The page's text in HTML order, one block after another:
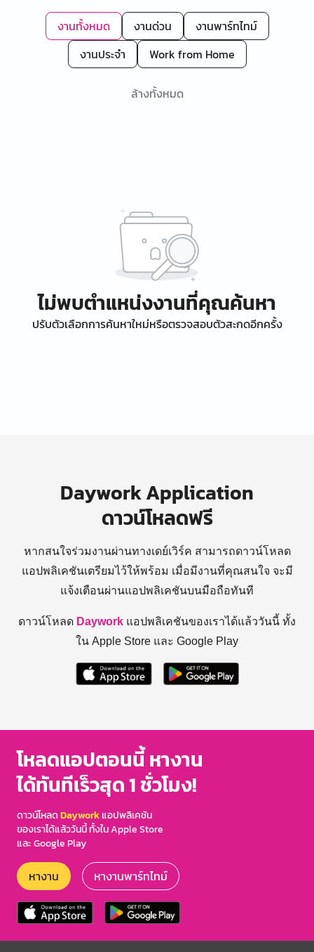
งานทั้งหมด งานด่วน
งานพาร์ทไทม์
งานประจำ
Work from Home
ล้างทั้งหมด
ไม่พบตำแหน่งงานที่คุณค้นหา
ปรับตัวเลือกการค้นหาใหม่หรือตรวจสอบตัวสะกดอีกครั้ง
Daywork Application
ดาวน์โหลดฟรี
หากสนใจร่วมงานผ่านทางเดย์เวิร์ค สามารถดาวน์โหลด
แอปพลิเคชันเตรียมไว้ให้พร้อม เมื่อมีงานที่คุณสนใจ จะมี
แจ้งเตือนผ่านแอปพลิเคชันบนมือถือทันที
ดาวน์โหลด Daywork แอปพลิเคชันของเราได้แล้ววันนี้ ทั้ง
ใน Apple Store และ Google Play
โหลดแอปตอนนี้ หางาน
ได้ทันทีเร็วสุด 1 ชั่วโมง!
ดาวน์โหลดDayworkแอปพลิเคชัน
ของเราได้แล้ววันนี้ ทั้งใน Apple Store
และ Google Play
หางาน หางานพาร์ทไทม์